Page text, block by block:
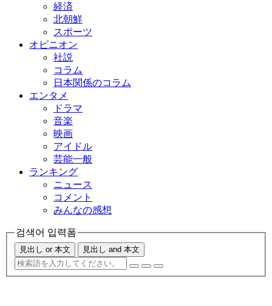
経済
北朝鮮
スポーツ
オピニオン
社説
コラム
日本関係のコラム
エンタメ
ドラマ
音楽
映画
アイドル
芸能一般
ランキング
ニュース
コメント
みんなの感想
검색어 입력폼
見出し or 本文 見出し and 本文